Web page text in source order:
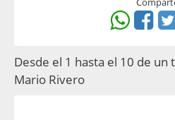
Desde el 1 hasta el 10 de un
Mario Rivero